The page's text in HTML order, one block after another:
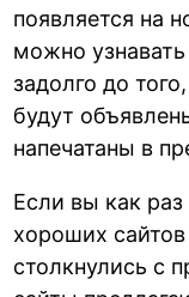
появляется на
можно
задолго до
будут
напечатаны в
Если вы как
хороших
столкнулись с